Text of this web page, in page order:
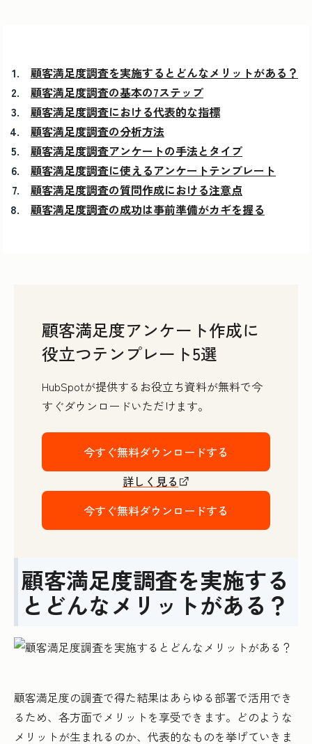
顧客満足度調査を実施するとどんなメリットがある？
顧客満足度調査の基本の7ステップ
顧客満足度調査における代表的な指標
顧客満足度調査の分析方法
顧客満足度調査アンケートの手法とタイプ
顧客満足度調査に使えるアンケートテンプレート
顧客満足度調査の質問作成における注意点
顧客満足度調査の成功は事前準備がカギを握る
顧客満足度アンケート作成に
役立つテンプレート5選
HubSpotが提供するお役立ち資料が無料で今
すぐダウンロードいただけます。
今すぐ無料ダウンロードする
詳しく見る
今すぐ無料ダウンロードする
顧客満足度調査を実施する
とどんなメリットがある？
顧客満足度の調査で得た結果はあらゆる部署で活用でき
るため、各方面でメリットを享受できます。どのような
メリットが生まれるのか、代表的なものを挙げていきま